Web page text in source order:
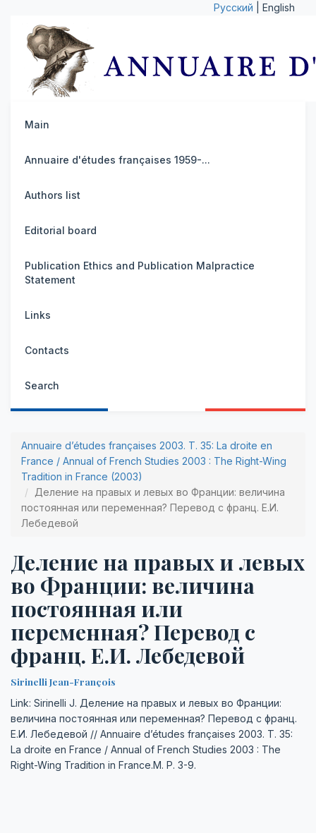
Русский | English
Main
Annuaire d'études françaises 1959-...
Authors list
Editorial board
Publication Ethics and Publication Malpractice
Statement
Links
Contacts
Search
Annuaire d’études françaises 2003. Т. 35: La droite en
France / Annual of French Studies 2003 : The Right-Wing
Tradition in France (2003)
Деление на правых и левых во Франции: величина
постоянная или переменная? Перевод с франц. Е.И.
Лебедевой
Деление на правых и левых
во Франции: величина
постоянная или
переменная? Перевод с
франц. Е.И. Лебедевой
Sirinelli Jean-François
Link: Sirinelli J. Деление на правых и левых во Франции:
величина постоянная или переменная? Перевод с франц.
Е.И. Лебедевой // Annuaire d’études françaises 2003. Т. 35:
La droite en France / Annual of French Studies 2003 : The
Right-Wing Tradition in France.М. P. 3-9.